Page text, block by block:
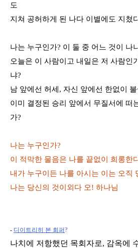
도
지쳐 공허하게 된 나다 이별에도 지쳤
나는 누구인가? 이 둘 중 어느 것이 나
오늘은 이 사람이고 내일은 저 사람인
냐?
남 앞에선 허세, 자신 앞에선 한없이
이미 결정된 승리 앞에서 무질서에 떠
가?
나는 누구인가?
이 적막한 물음은 나를 끝없이 희롱한
내가 누구이든 나를 아시는 이는 오직
나는 당신의 것이외다 오! 하나님
- 디이트리히 본 회퍼?
나치에 저항했던 목회자로, 감옥에